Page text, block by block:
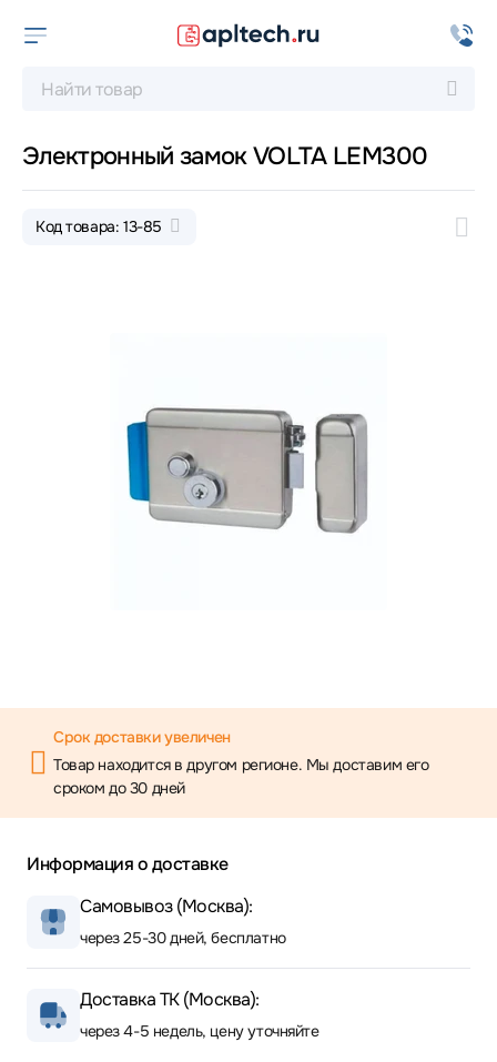
Электронный замок VOLTA LEM300
Код товара: 13-85
Срок доставки увеличен
Товар находится в другом регионе. Мы доставим его
сроком до 30 дней
Информация о доставке
Самовывоз (Москва):
через 25-30 дней, бесплатно
Доставка ТК (Москва):
через 4-5 недель, цену уточняйте